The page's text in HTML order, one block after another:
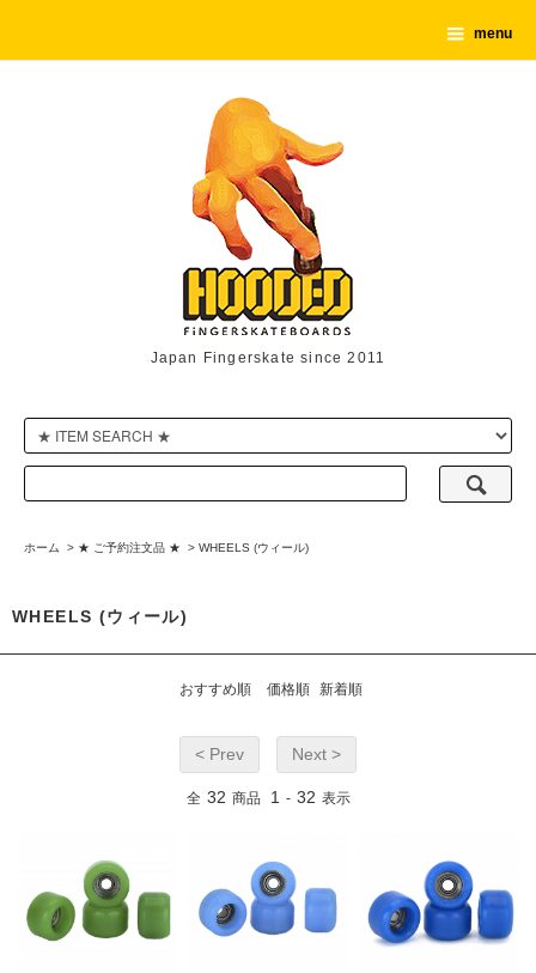
menu
Japan Fingerskate since 2011
ホーム > ★ ご予約注文品 ★ > WHEELS (ウィール)
WHEELS (ウィール)
おすすめ順 価格順 新着順
< Prev Next >
全 32 商品 1 - 32 表示